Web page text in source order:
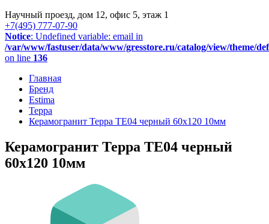
Научный проезд, дом 12, офис 5, этаж 1
+7(495) 777-07-90
Notice: Undefined variable: email in
/var/www/fastuser/data/www/gresstore.ru/catalog/view/theme/
on line 136
Главная
Бренд
Estima
Терра
Керамогранит Терра TE04 черный 60x120 10мм
Керамогранит Терра TE04 черный
60x120 10мм